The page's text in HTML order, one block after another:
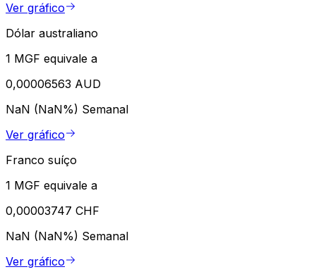
Ver gráfico
Dólar australiano
1 MGF equivale a
0,00006563 AUD
NaN (NaN%) Semanal
Ver gráfico
Franco suíço
1 MGF equivale a
0,00003747 CHF
NaN (NaN%) Semanal
Ver gráfico